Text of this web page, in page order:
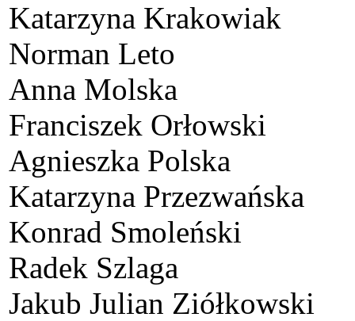
Katarzyna Krakowiak
Norman Leto
Anna Molska
Franciszek Orłowski
Agnieszka Polska
Katarzyna Przezwańska
Konrad Smoleński
Radek Szlaga
Jakub Julian Ziółkowski